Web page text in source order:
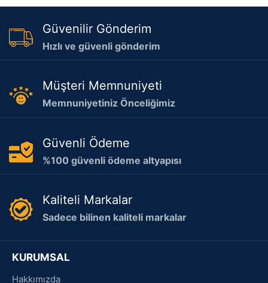
Güvenilir Gönderim
Hızlı ve güvenli gönderim
Müşteri Memnuniyeti
Memnuniyetiniz Önceliğimiz
Güvenli Ödeme
%100 güvenli ödeme altyapısı
Kaliteli Markalar
Sadece bilinen kaliteli markalar
KURUMSAL
Hakkımızda